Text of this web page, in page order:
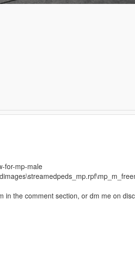
for-mp-male
the comment section, or dm me on